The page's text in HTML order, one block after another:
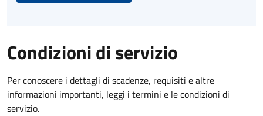
Condizioni di servizio
Per conoscere i dettagli di scadenze, requisiti e altre
informazioni importanti, leggi i termini e le condizioni di
servizio.